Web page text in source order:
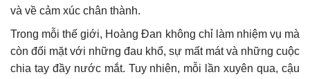
và về cảm xúc chân thành.
Trong mỗi thế giới, Hoàng Đan không chỉ làm nhiệm vụ mà
còn đối mặt với những đau khổ, sự mất mát và những cuộc
chia tay đầy nước mắt. Tuy nhiên, mỗi lần xuyên qua, cậu